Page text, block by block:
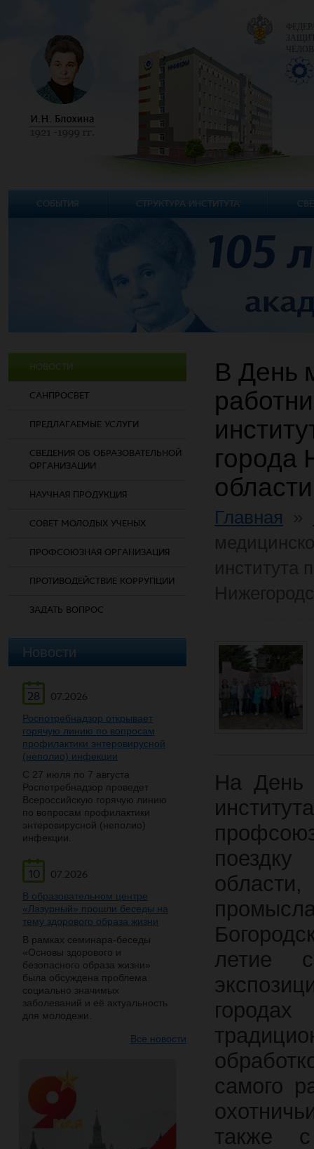
НОВОСТИ
САНПРОСВЕТ
ПРЕДЛАГАЕМЫЕ УСЛУГИ
СВЕДЕНИЯ ОБ ОБРАЗОВАТЕЛЬНОЙ
ОРГАНИЗАЦИИ
НАУЧНАЯ ПРОДУКЦИЯ
СОВЕТ МОЛОДЫХ УЧЕНЫХ
ПРОФСОЮЗНАЯ ОРГАНИЗАЦИЯ
ПРОТИВОДЕЙСТВИЕ КОРРУПЦИИ
ЗАДАТЬ ВОПРОС
Новости
28
07.2026
Роспотребнадзор открывает
горячую линию по вопросам
профилактики энтеровирусной
(неполио) инфекции
С 27 июля по 7 августа
Роспотребнадзор проведет
Всероссийскую горячую линию
по вопросам профилактики
энтеровирусной (неполио)
инфекции.
10
07.2026
В образовательном центре
«Лазурный» прошли беседы на
тему здорового образа жизни
В рамках семинара-беседы
«Основы здорового и
безопасного образа жизни»
была обсуждена проблема
социально значимых
заболеваний и её актуальность
для молодежи.
Все новости
В День
города
области
Главная
На День
летие
самого
также
СОБЫТИЯ СТРУКТУРА ИНСТИТУТА